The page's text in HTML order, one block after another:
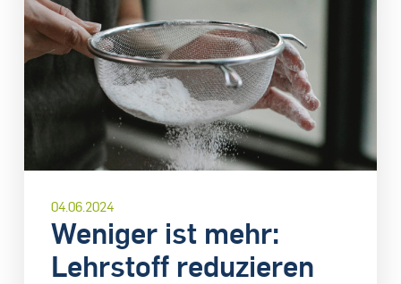
04.06.2024
Weniger ist mehr:
Lehrstoff reduzieren